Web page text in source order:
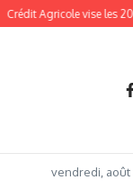
Agricole vise les 20 € :
vendredi, août